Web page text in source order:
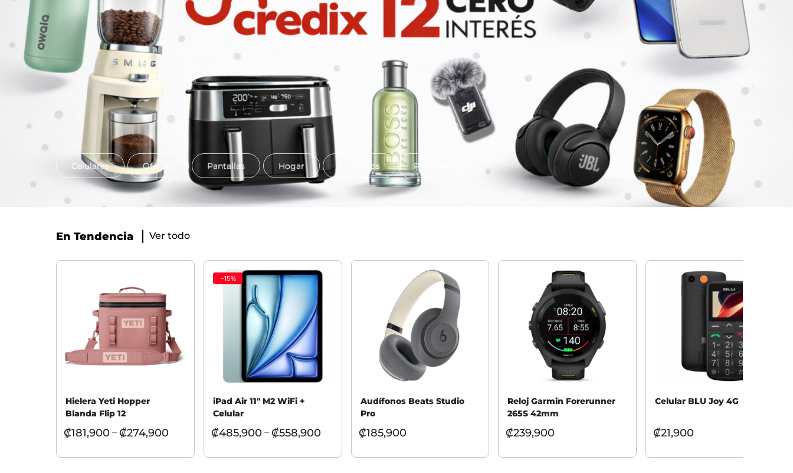
Celulares Ofertas Pantallas Hogar Audífonos Perfumes
En Tendencia Ver todo
Hielera Yeti Hopper
Blanda Flip 12
₡181,900 – ₡274,900
-15%
iPad Air 11″ M2 WiFi +
Celular
₡485,900– ₡558,900
Audífonos Beats Studio
Pro
₡185,900
Reloj Garmin Forerunner
265S 42mm
₡239,900
Celular BLU Joy 4G
₡21,900